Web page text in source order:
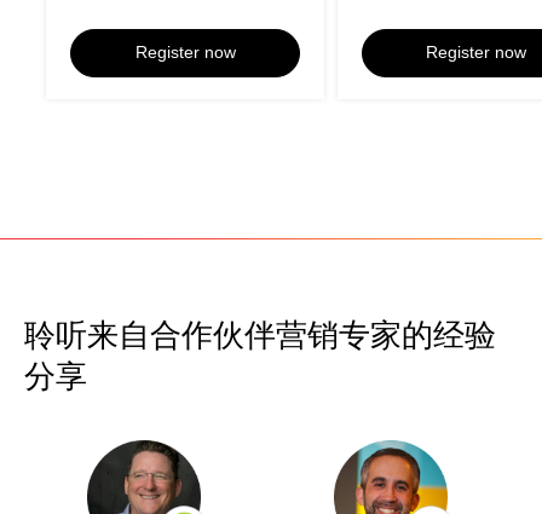
Register now Register now
聆听来自合作伙伴营销专家的经验
分享